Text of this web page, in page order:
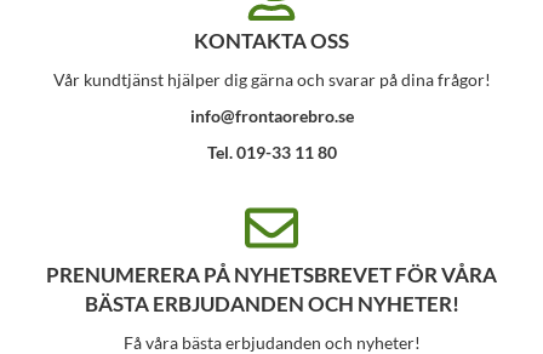
KONTAKTA OSS
Vår kundtjänst hjälper dig gärna och svarar på dina frågor!
info@frontaorebro.se
Tel. 019-33 11 80
PRENUMERERA PÅ NYHETSBREVET FÖR VÅRA
BÄSTA ERBJUDANDEN OCH NYHETER!
Få våra bästa erbjudanden och nyheter!